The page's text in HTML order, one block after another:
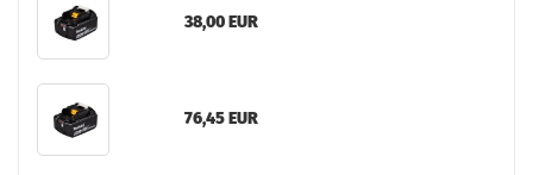
38,00 EUR
76,45 EUR